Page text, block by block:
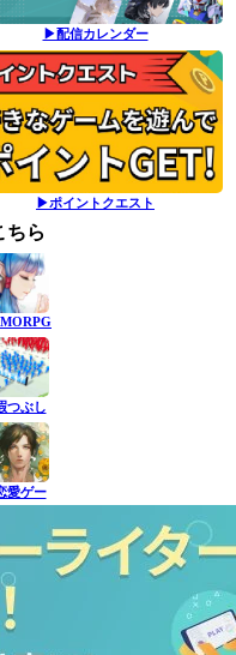
▶配信カレンダー
▶ポイントクエスト
ちら
つぶし
愛ゲー